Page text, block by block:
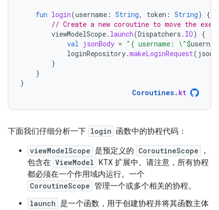
fun login(username : String, token : String)
{
// Create a new coroutine to move the
viewModelScope. launch(Dispatchers . IO)
{
val jsonBody = "{ username: \"$
loginRepository.makeLoginRequest(
}
}
}
Coroutines. kt
下面我们仔细分析一下 login 函数中的协程代码：
viewModelScope 是预定义的 CoroutineScope
，
包含在 ViewModel KTX 扩展中。请注意，所有协程
都必须在一个作用域内运行。一个
CoroutineScope 管理一个或多个相关的协程。
launch 是一个函数，用于创建协程并将其函数主体